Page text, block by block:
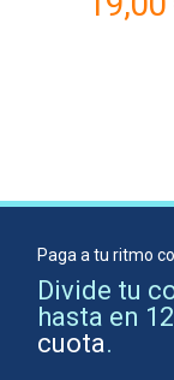
Paga a tu ritmo
Divide tu
hasta en
cuota.